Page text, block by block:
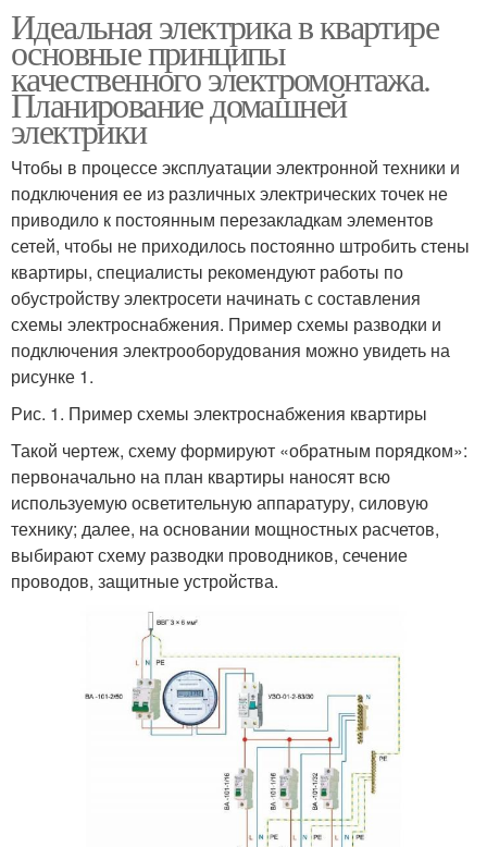
Идеальная электрика в квартире
основные принципы
качественного электромонтажа.
Планирование домашней
электрики
Чтобы в процессе эксплуатации электронной техники и
подключения ее из различных электрических точек не
приводило к постоянным перезакладкам элементов
сетей, чтобы не приходилось постоянно штробить стены
квартиры, специалисты рекомендуют работы по
обустройству электросети начинать с составления
схемы электроснабжения. Пример схемы разводки и
подключения электрооборудования можно увидеть на
рисунке 1.
Рис. 1. Пример схемы электроснабжения квартиры
Такой чертеж, схему формируют «обратным порядком»:
первоначально на план квартиры наносят всю
используемую осветительную аппаратуру, силовую
технику; далее, на основании мощностных расчетов,
выбирают схему разводки проводников, сечение
проводов, защитные устройства.